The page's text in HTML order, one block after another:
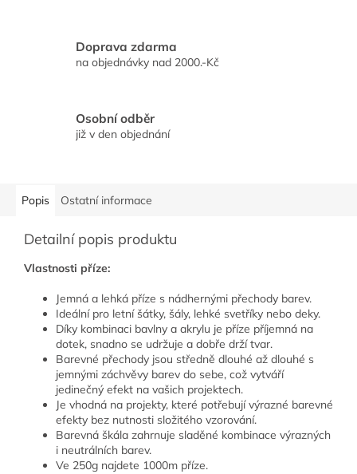
Doprava zdarma
na objednávky nad 2000.-Kč
Osobní odběr
již v den objednání
Popis Ostatní informace
Detailní popis produktu
Vlastnosti příze:
Jemná a lehká příze s nádhernými přechody barev.
Ideální pro letní šátky, šály, lehké svetříky nebo deky.
Díky kombinaci bavlny a akrylu je příze příjemná na
dotek, snadno se udržuje a dobře drží tvar.
Barevné přechody jsou středně dlouhé až dlouhé s
jemnými záchvěvy barev do sebe, což vytváří
jedinečný efekt na vašich projektech.
Je vhodná na projekty, které potřebují výrazné barevné
efekty bez nutnosti složitého vzorování.
Barevná škála zahrnuje sladěné kombinace výrazných
i neutrálních barev.
Ve 250g najdete 1000m příze.